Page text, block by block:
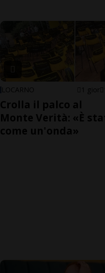
LOCARNO 1 gior
Crolla il palco al
Monte Verità: «È
come un'onda»